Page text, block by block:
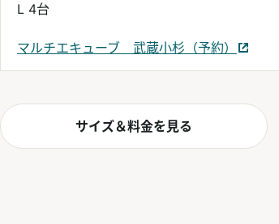
L 4台
マルチエキューブ 武蔵小杉（予約）
別ウィンドウで開く
サイズ＆料金を見る